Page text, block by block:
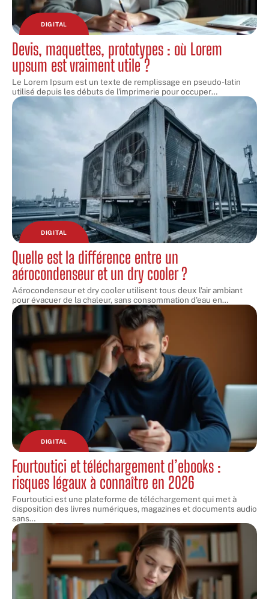
DIGITAL
Devis, maquettes, prototypes : où Lorem
upsum est vraiment utile ?
Le Lorem Ipsum est un texte de remplissage en pseudo-latin
utilisé depuis les débuts de l'imprimerie pour occuper…
DIGITAL
Quelle est la différence entre un
aérocondenseur et un dry cooler ?
Aérocondenseur et dry cooler utilisent tous deux l'air ambiant
pour évacuer de la chaleur, sans consommation d'eau en…
DIGITAL
Fourtoutici et téléchargement d’ebooks :
risques légaux à connaître en 2026
Fourtoutici est une plateforme de téléchargement qui met à
disposition des livres numériques, magazines et documents audio
sans…